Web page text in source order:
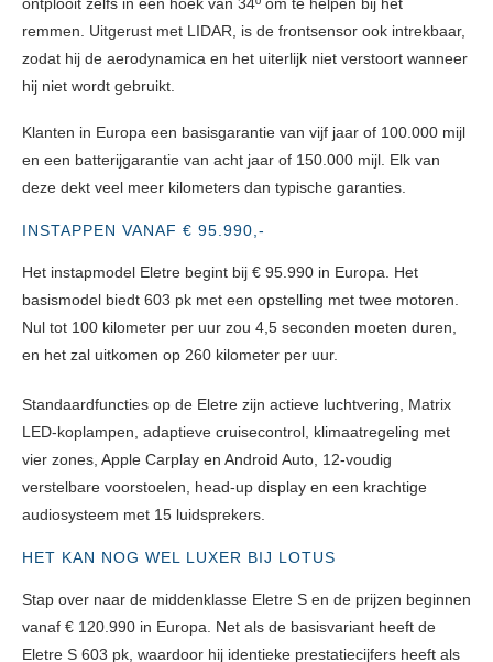
remmen. Uitgerust met LIDAR, is de frontsensor ook intrekbaar,
zodat hij de aerodynamica en het uiterlijk niet verstoort wanneer
hij niet wordt gebruikt.
Klanten in Europa een basisgarantie van vijf jaar of 100.000 mijl
en een batterijgarantie van acht jaar of 150.000 mijl. Elk van
deze dekt veel meer kilometers dan typische garanties.
INSTAPPEN VANAF € 95.990,-
Het instapmodel Eletre begint bij € 95.990 in Europa. Het
basismodel biedt 603 pk met een opstelling met twee motoren.
Nul tot 100 kilometer per uur zou 4,5 seconden moeten duren,
en het zal uitkomen op 260 kilometer per uur.
Standaardfuncties op de Eletre zijn actieve luchtvering, Matrix
LED-koplampen, adaptieve cruisecontrol, klimaatregeling met
vier zones, Apple Carplay en Android Auto, 12-voudig
verstelbare voorstoelen, head-up display en een krachtige
audiosysteem met 15 luidsprekers.
HET KAN NOG WEL LUXER BIJ LOTUS
Stap over naar de middenklasse Eletre S en de prijzen beginnen
vanaf € 120.990 in Europa. Net als de basisvariant heeft de
Eletre S 603 pk, waardoor hij identieke prestatiecijfers heeft als